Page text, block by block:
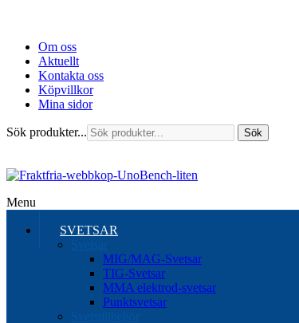
Om oss
Aktuellt
Kontakta oss
Köpvillkor
Mina sidor
Sök produkter... Sök
Menu
SVETSAR
MIG/MAG-Svetsar
TIG-Svetsar
MMA elektrod-svetsar
Punktsvetsar